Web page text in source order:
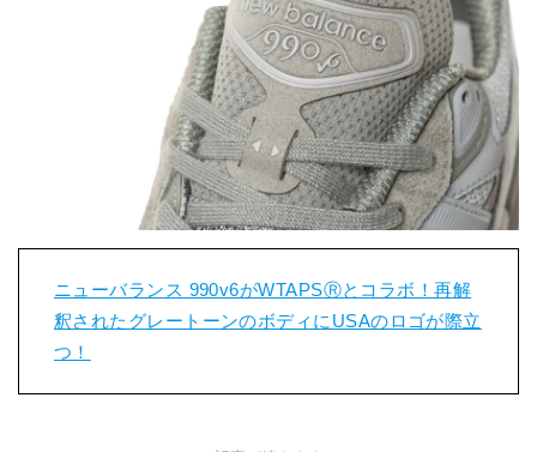
ニューバランス 990v6がWTAPSⓇとコラボ！再解
釈されたグレートーンのボディにUSAのロゴが際立
つ！